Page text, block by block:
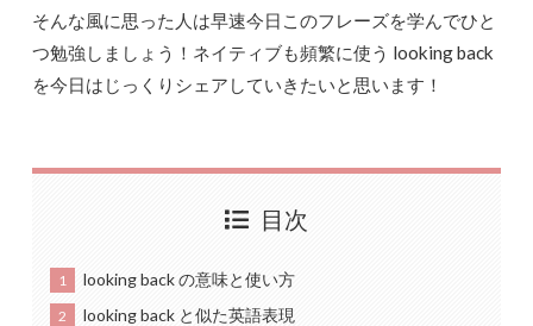
そんな風に思った人は早速今日このフレーズを学んでひと
つ勉強しましょう！ネイティブも頻繁に使う looking back
を今日はじっくりシェアしていきたいと思います！
目次
1 looking back の意味と使い方
2 looking back と似た英語表現